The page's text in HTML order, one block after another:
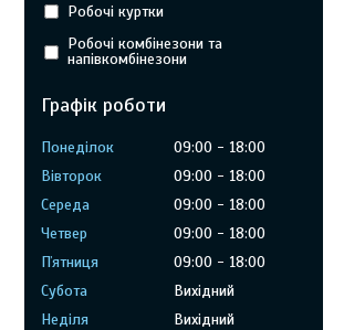
Робочі куртки
Робочі комбінезони та
напівкомбінезони
Графік роботи
Понеділок 09:00
18:00
Вівторок
09:00
18:00
Середа
09:00
18:00
Четвер
09:00
18:00
Пʼятниця
09:00
18:00
Субота
Вихідний
Неділя
Вихідний